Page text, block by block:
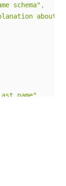
schema" ,
about